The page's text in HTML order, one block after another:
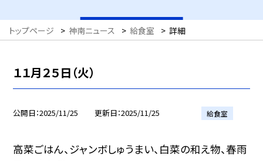
トップページ > 神南ニュース > 給食室 > 詳細
１１月２５日（火）
公開日 2025/11/25 更新日 2025/11/25 給食室
高菜ごはん、ジャンボしゅうまい、白菜の和え物、春雨